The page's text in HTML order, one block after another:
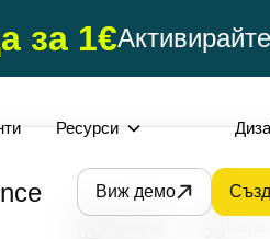
за 1€
Ресурси
Виж демо